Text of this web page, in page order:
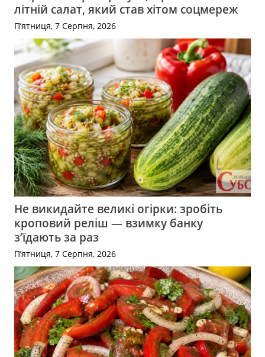
літній салат, який став хітом соцмереж
П’ятниця, 7 Серпня, 2026
Не викидайте великі огірки: зробіть
кроповий реліш — взимку банку
з’їдають за раз
П’ятниця, 7 Серпня, 2026